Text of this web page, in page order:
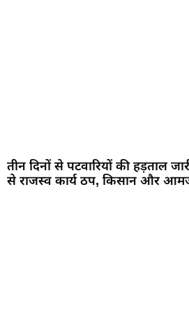
तीन दिनों से पटवारियों की हड़ताल
से राजस्व कार्य ठप, किसान और